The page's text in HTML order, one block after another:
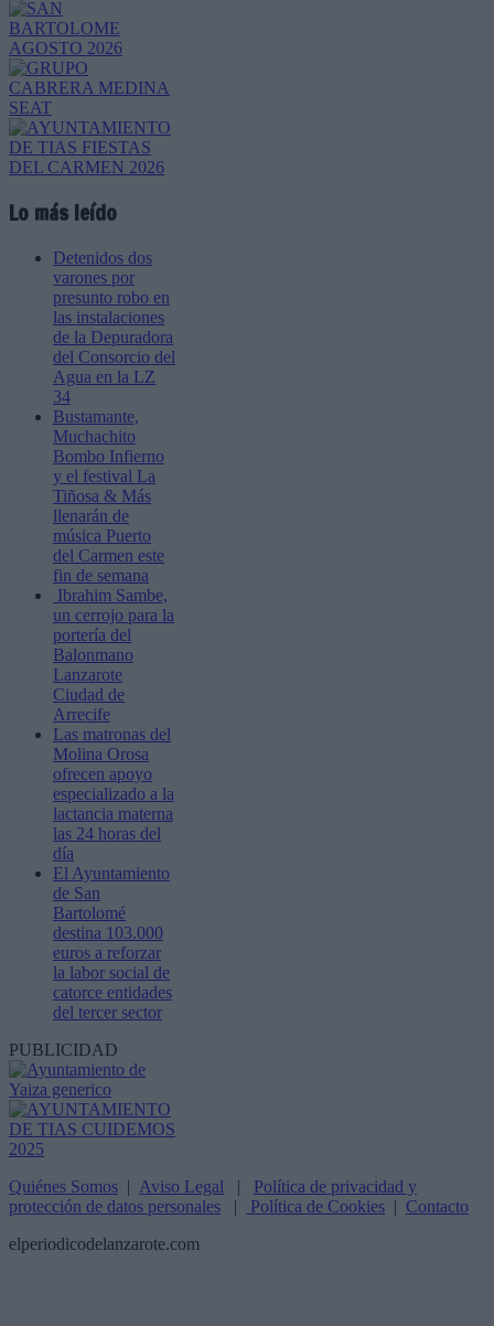
Lo más leído
Detenidos dos
varones por
presunto robo en
las instalaciones
de la Depuradora
del Consorcio del
Agua en la LZ
34
Bustamante,
Muchachito
Bombo Infierno
y el festival La
Tiñosa & Más
llenarán de
música Puerto
del Carmen este
fin de semana
Ibrahim Sambe,
un cerrojo para la
portería del
Balonmano
Lanzarote
Ciudad de
Arrecife
Las matronas del
Molina Orosa
ofrecen apoyo
especializado a la
lactancia materna
las 24 horas del
día
El Ayuntamiento
de San
Bartolomé
destina 103.000
euros a reforzar
la labor social de
catorce entidades
del tercer sector
PUBLICIDAD
Quiénes Somos | Aviso Legal | Política de privacidad y
protección de datos personales | Política de Cookies | Contacto
elperiodicodelanzarote.com